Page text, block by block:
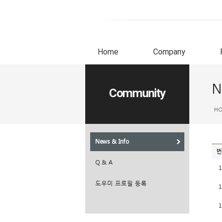
Home Company
Community
News & Info
Q & A
도우미 프로필 등록